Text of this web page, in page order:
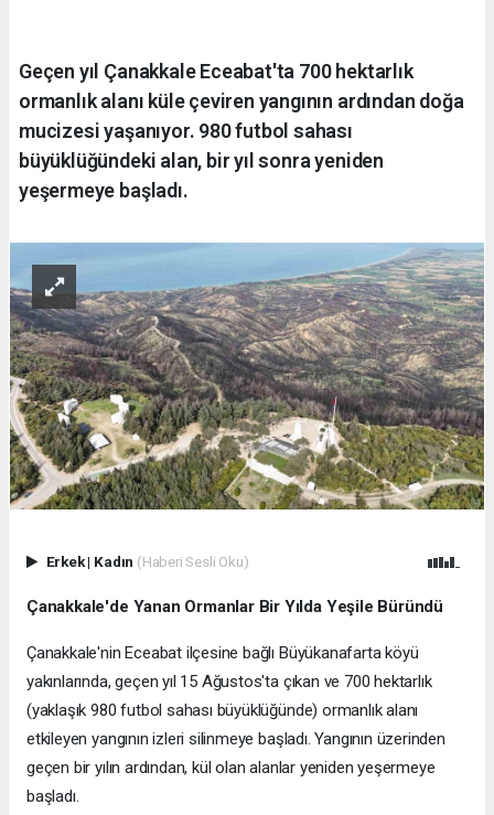
Geçen yıl Çanakkale Eceabat'ta 700 hektarlık
ormanlık alanı küle çeviren yangının ardından doğa
mucizesi yaşanıyor. 980 futbol sahası
büyüklüğündeki alan, bir yıl sonra yeniden
yeşermeye başladı.
Erkek| Kadın (Haberi Sesli Oku)
Çanakkale'de Yanan Ormanlar Bir Yılda Yeşile Büründü
Çanakkale'nin Eceabat ilçesine bağlı Büyükanafarta köyü
yakınlarında, geçen yıl 15 Ağustos'ta çıkan ve 700 hektarlık
(yaklaşık 980 futbol sahası büyüklüğünde) ormanlık alanı
etkileyen yangının izleri silinmeye başladı. Yangının üzerinden
geçen bir yılın ardından, kül olan alanlar yeniden yeşermeye
başladı.